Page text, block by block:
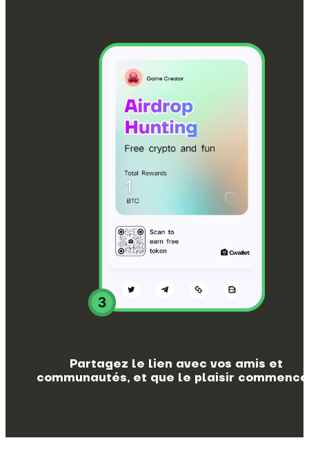
Partagez le lien avec vos amis et
communautés, et que le plaisir